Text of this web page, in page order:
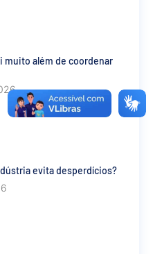
muito além de coordenar
evita desperdícios?